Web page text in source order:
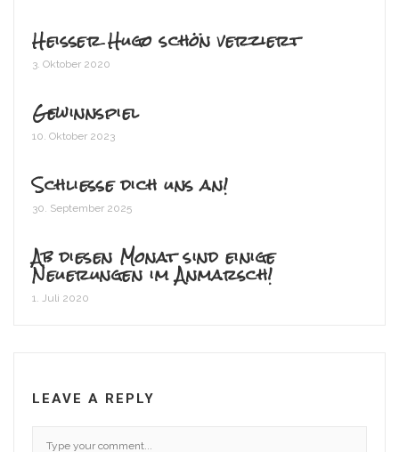
Heißer Hugo schön verziert
3. Oktober 2020
Gewinnspiel
10. Oktober 2023
Schließe dich uns an!
30. September 2025
Ab diesen Monat sind einige
Neuerungen im Anmarsch!
1. Juli 2020
LEAVE A REPLY